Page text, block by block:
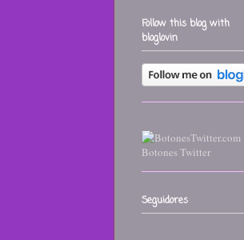
Follow this blog with
bloglovin
Botones Twitter
Seguidores